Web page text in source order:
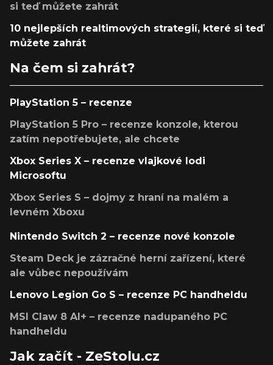
si teď můžete zahrát
10 nejlepších realtimových strategií, které si teď
můžete zahrát
Na čem si zahrát?
PlayStation 5 – recenze
PlayStation 5 Pro – recenze konzole, kterou
zatím nepotřebujete, ale chcete
Xbox Series X – recenze vlajkové lodi
Microsoftu
Xbox Series S – dojmy z hraní na malém a
levném Xboxu
Nintendo Switch 2 – recenze nové konzole
Steam Deck je zázračné herní zařízení, které
ale vůbec nepoužívám
Lenovo Legion Go S – recenze PC handheldu
MSI Claw 8 AI+ – recenze nadupaného PC
handheldu
Jak začít - ZeStolu.cz